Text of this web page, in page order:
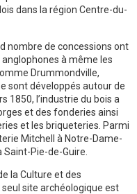
dans la région Centre-du-
nombre de concessions ont
à même les
Drummondville,
sont développés autour de
1850, l’industrie du bois a
et des fonderies ainsi
et les briqueteries. Parmi
Mitchell à Notre-Dame-
Pie-de-Guire.
la Culture et des
site archéologique est